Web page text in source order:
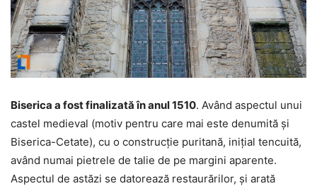
Biserica a fost finalizată în anul 1510. Având aspectul unui
castel medieval (motiv pentru care mai este denumită şi
Biserica-Cetate), cu o construcţie puritană, iniţial tencuită,
având numai pietrele de talie de pe margini aparente.
Aspectul de astăzi se datorează restaurărilor, şi arată